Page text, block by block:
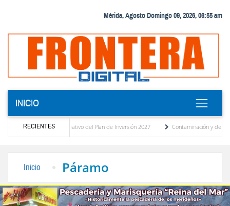
Mérida, Agosto Domingo 09, 2026, 06:55 am
INICIO
RECIENTES
presupuesto participativo del Plan de Inversión 2027
Contaminación y
Inicio Páramo